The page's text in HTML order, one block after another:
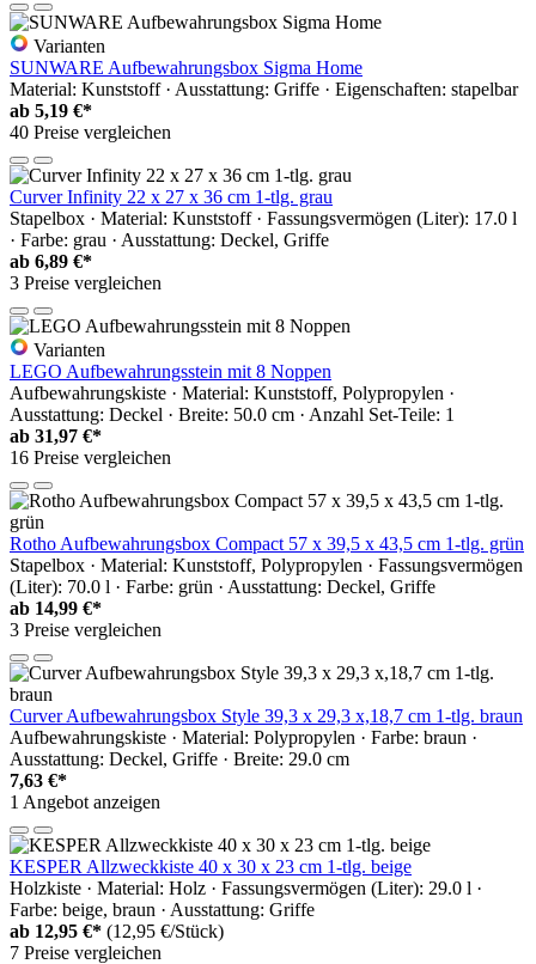
Varianten
SUNWARE Aufbewahrungsbox Sigma Home
Material: Kunststoff · Ausstattung: Griffe · Eigenschaften: stapelbar
ab 5,19 €*
40 Preise vergleichen
Curver Infinity 22 x 27 x 36 cm 1-tlg. grau
Stapelbox · Material: Kunststoff · Fassungsvermögen (Liter): 17.0 l
· Farbe: grau · Ausstattung: Deckel, Griffe
ab 6,89 €*
3 Preise vergleichen
Varianten
LEGO Aufbewahrungsstein mit 8 Noppen
Aufbewahrungskiste · Material: Kunststoff, Polypropylen ·
Ausstattung: Deckel · Breite: 50.0 cm · Anzahl Set-Teile: 1
ab 31,97 €*
16 Preise vergleichen
Rotho Aufbewahrungsbox Compact 57 x 39,5 x 43,5 cm 1-tlg. grün
Stapelbox · Material: Kunststoff, Polypropylen · Fassungsvermögen
(Liter): 70.0 l · Farbe: grün · Ausstattung: Deckel, Griffe
ab 14,99 €*
3 Preise vergleichen
Curver Aufbewahrungsbox Style 39,3 x 29,3 x,18,7 cm 1-tlg. braun
Aufbewahrungskiste · Material: Polypropylen · Farbe: braun ·
Ausstattung: Deckel, Griffe · Breite: 29.0 cm
7,63 €*
1 Angebot anzeigen
KESPER Allzweckkiste 40 x 30 x 23 cm 1-tlg. beige
Holzkiste · Material: Holz · Fassungsvermögen (Liter): 29.0 l ·
Farbe: beige, braun · Ausstattung: Griffe
ab 12,95 €* (12,95 €/Stück)
7 Preise vergleichen